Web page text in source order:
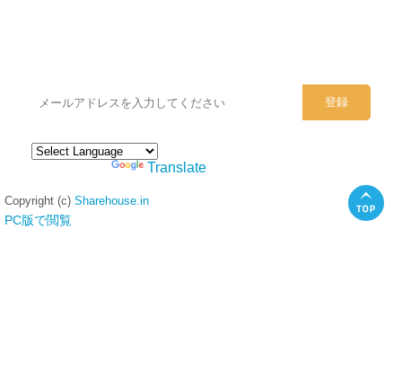
Translate
Copyright (c) Sharehouse.in
PC版で閲覧